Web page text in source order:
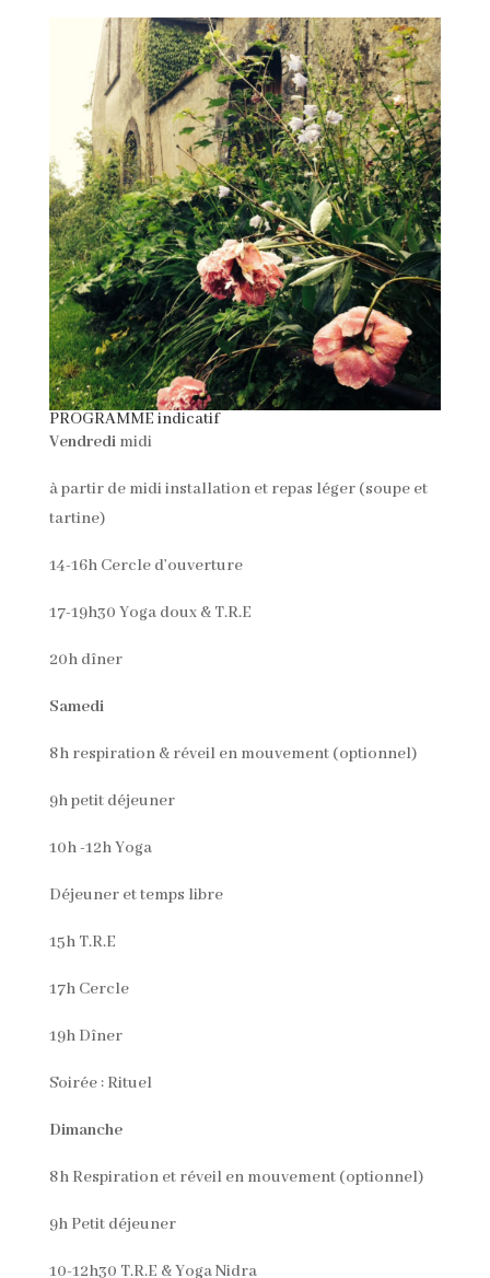
PROGRAMME indicatif
Vendredi midi
à partir de midi installation et repas léger (soupe et
tartine)
14-16h Cercle d’ouverture
17-19h30 Yoga doux & T.R.E
20h dîner
Samedi
8h respiration & réveil en mouvement (optionnel)
9h petit déjeuner
10h -12h Yoga
Déjeuner et temps libre
15h T.R.E
17h Cercle
19h Dîner
Soirée : Rituel
Dimanche
8h Respiration et réveil en mouvement (optionnel)
9h Petit déjeuner
10-12h30 T.R.E & Yoga Nidra